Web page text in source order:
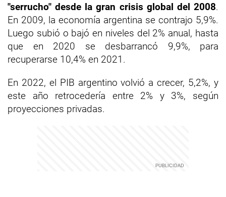
"serrucho" desde la gran crisis global del 2008.
En 2009, la economía argentina se contrajo 5,9%.
Luego subió o bajó en niveles del 2% anual, hasta
que en 2020 se desbarrancó 9,9%, para
recuperarse 10,4% en 2021.
En 2022, el PIB argentino volvió a crecer, 5,2%, y
este año retrocedería entre 2% y 3%, según
proyecciones privadas.